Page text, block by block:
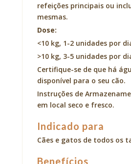
refeições principais ou
mesmas.
Dose:
<10 kg, 1-2 unidades por
>10 kg, 3-5 unidades por
Certifique-se de que há
disponível para o seu cão.
Instruções de
em local seco e fresco.
Indicado para
Cães e gatos de todos os
Benefícios